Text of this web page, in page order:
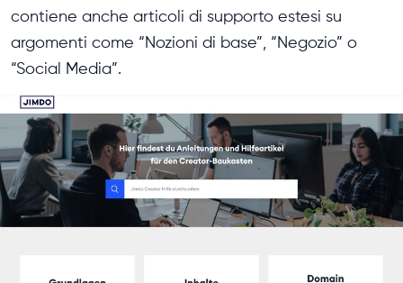
contiene anche articoli di supporto estesi su
argomenti come “Nozioni di base”, “Negozio” o
“Social Media”.